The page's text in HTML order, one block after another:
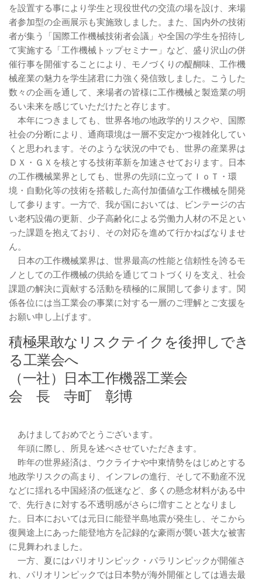
を設置する事により学生と現役世代の交流の場を設け、来場
者参加型の企画展示も実施致しました。また、国内外の技術
者が集う「国際工作機械技術者会議」や全国の学生を招待し
て実施する「工作機械トップセミナー」など、盛り沢山の併
催行事を開催することにより、モノづくりの醍醐味、工作機
械産業の魅力を学生諸君に力強く発信致しました。こうした
数々の企画を通して、来場者の皆様に工作機械と製造業の明
るい未来を感じていただけたと存じます。
本年につきましても、世界各地の地政学的リスクや、国際
社会の分断により、通商環境は一層不安定かつ複雑化してい
くと思われます。そのような状況の中でも、世界の産業界は
ＤＸ・ＧＸを核とする技術革新を加速させております。日本
の工作機械業界としても、世界の先頭に立ってＩｏＴ・環
境・自動化等の技術を搭載した高付加価値な工作機械を開発
して参ります。一方で、我が国においては、ビンテージの古
い老朽設備の更新、少子高齢化による労働力人材の不足とい
った課題を抱えており、その対応を進めて行かねばなりませ
ん。
日本の工作機械業界は、世界最高の性能と信頼性を誇るモ
ノとしての工作機械の供給を通じてコトづくりを支え、社会
課題の解決に貢献する活動を積極的に展開して参ります。関
係各位には当工業会の事業に対する一層のご理解とご支援を
お願い申し上げます。
積極果敢なリスクテイクを後押しでき
る工業会へ
（一社）日本工作機器工業会
会 長 寺町 彰博
あけましておめでとうございます。
年頭に際し、所見を述べさせていただきます。
昨年の世界経済は、ウクライナや中東情勢をはじめとする
地政学リスクの高まり、インフレの進行、そして不動産不況
などに揺れる中国経済の低迷など、多くの懸念材料がある中
で、先行きに対する不透明感がさらに増すこととなりまし
た。日本においては元日に能登半島地震が発生し、そこから
復興途上にあった能登地方を記録的な豪雨が襲い甚大な被害
に見舞われました。
一方、夏にはパリオリンピック・パラリンピックが開催さ
れ、パリオリンピックでは日本勢が海外開催としては過去最